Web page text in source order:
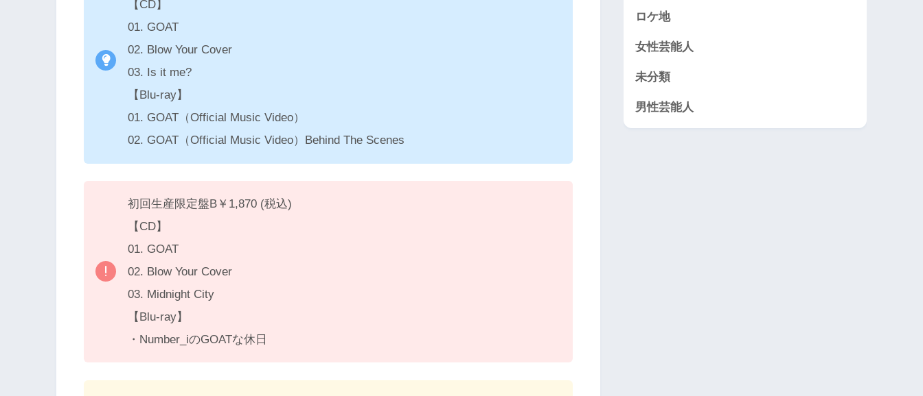
【CD】
01. GOAT
02. Blow Your Cover
03. Is it me?
【Blu-ray】
01. GOAT（Official Music Video）
02. GOAT（Official Music Video）Behind The Scenes
初回生産限定盤B￥1,870 (税込)
【CD】
01. GOAT
02. Blow Your Cover
03. Midnight City
【Blu-ray】
・Number_iのGOATな休日
ロケ地
女性芸能人
未分類
男性芸能人